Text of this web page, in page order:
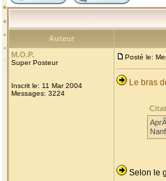
Auteur
M.O.P.
Super Posteur
Inscrit le: 11 Mar 2004
Messages: 3224
Posté le:
Le bras
Selon le